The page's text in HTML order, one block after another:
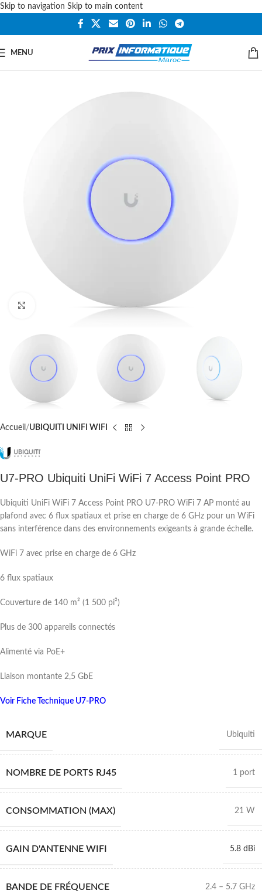
Skip to navigation Skip to main content
MENU
Cliquez pour agrandir
Accueil UBIQUITI UNIFI WIFI
U7-PRO Ubiquiti UniFi WiFi 7 Access Point PRO
Ubiquiti UniFi WiFi 7 Access Point PRO U7-PRO WiFi 7 AP monté au
plafond avec 6 flux spatiaux et prise en charge de 6 GHz pour un WiFi
sans interférence dans des environnements exigeants à grande échelle.
WiFi 7 avec prise en charge de 6 GHz
6 flux spatiaux
Couverture de 140 m² (1 500 pi²)
Plus de 300 appareils connectés
Alimenté via PoE+
Liaison montante 2,5 GbE
Voir Fiche Technique U7-PRO
MARQUE Ubiquiti
NOMBRE DE PORTS RJ45 1 port
CONSOMMATION (MAX) 21 W
GAIN D'ANTENNE WIFI 5.8 dBi
BANDE DE FRÉQUENCE 2.4 – 5.7 GHz